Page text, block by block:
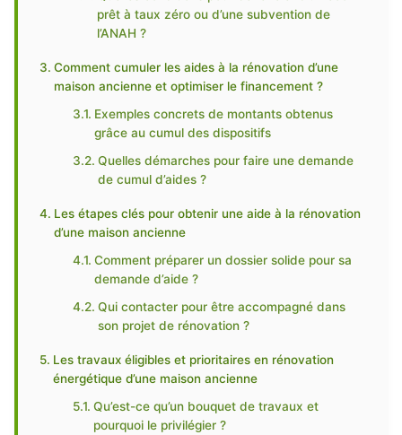
prêt à taux zéro ou d’une subvention de
l’ANAH ?
Comment cumuler les aides à la rénovation d’une
maison ancienne et optimiser le financement ?
Exemples concrets de montants obtenus
grâce au cumul des dispositifs
Quelles démarches pour faire une demande
de cumul d’aides ?
Les étapes clés pour obtenir une aide à la rénovation
d’une maison ancienne
Comment préparer un dossier solide pour sa
demande d’aide ?
Qui contacter pour être accompagné dans
son projet de rénovation ?
Les travaux éligibles et prioritaires en rénovation
énergétique d’une maison ancienne
Qu’est-ce qu’un bouquet de travaux et
pourquoi le privilégier ?